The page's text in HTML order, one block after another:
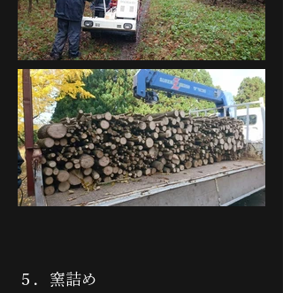
５．窯詰め